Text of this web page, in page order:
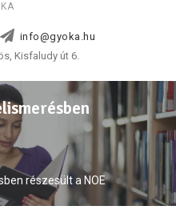
info@gyoka.hu
Kisfaludy út 6.
részesült a NOE